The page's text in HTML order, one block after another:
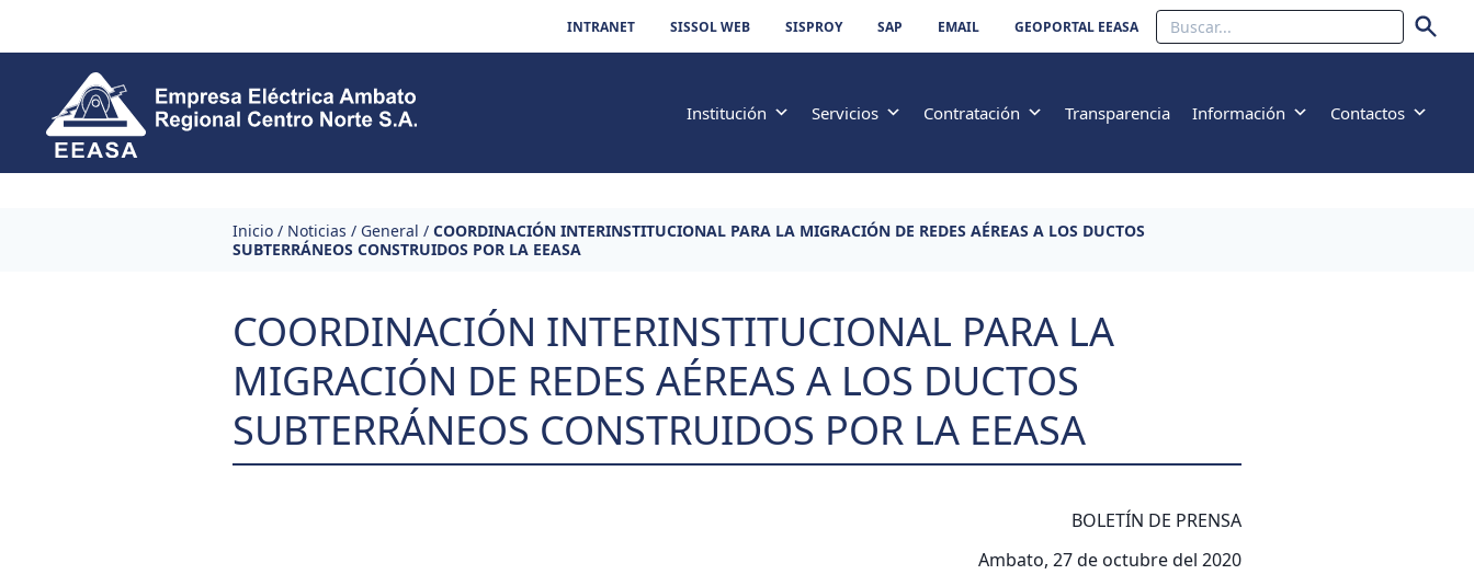
INTRANET SISSOL WEB SISPROY SAP EMAIL GEOPORTAL EEASA Buscar
Institución Servicios Contratación Transparencia Información Contactos
Inicio / Noticias / General / COORDINACIÓN INTERINSTITUCIONAL PARA LA MIGRACIÓN DE REDES AÉREAS A LOS DUCTOS
SUBTERRÁNEOS CONSTRUIDOS POR LA EEASA
COORDINACIÓN INTERINSTITUCIONAL PARA LA
MIGRACIÓN DE REDES AÉREAS A LOS DUCTOS
SUBTERRÁNEOS CONSTRUIDOS POR LA EEASA
BOLETÍN DE PRENSA
Ambato, 27 de octubre del 2020